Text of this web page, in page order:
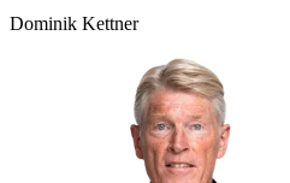
Dominik Kettner